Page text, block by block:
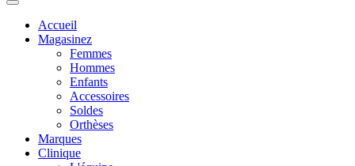
Accueil
Magasinez
Femmes
Hommes
Enfants
Accessoires
Soldes
Orthèses
Marques
Clinique